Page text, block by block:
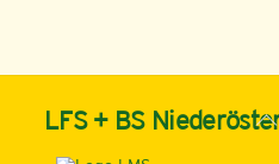
To
LFS + BS